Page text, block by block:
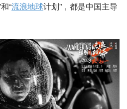
“流浪地球计划”，都是中国主导